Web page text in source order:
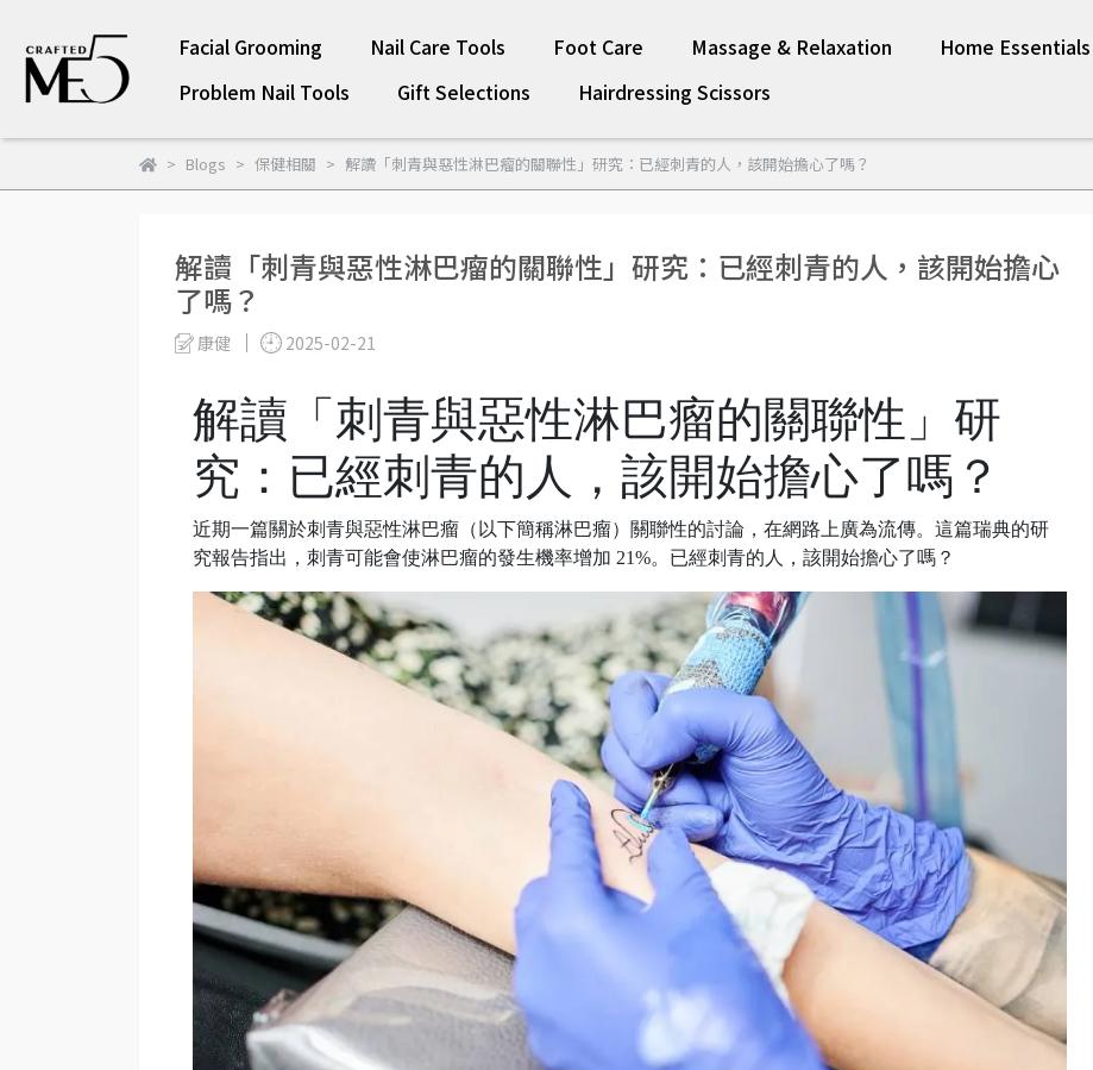
Facial Grooming Nail Care Tools Foot Care Massage & Relaxation
Home Essentials
Problem Nail Tools
Gift Selections Hairdressing Scissors
Blogs 保健相關 解讀「刺青與惡性淋巴瘤的關聯性」研究：已經刺青的人，該開始擔心了嗎？
解讀「刺青與惡性淋巴瘤的關聯性」研究：已經刺青的人，該開始擔心
了嗎？
康健 2025-02-21
解讀「刺青與惡性淋巴瘤的關聯性」研
究：已經刺青的人，該開始擔心了嗎？
近期一篇關於刺青與惡性淋巴瘤（以下簡稱淋巴瘤）關聯性的討論，在網路上廣為流傳。這篇瑞典的研
究報告指出，刺青可能會使淋巴瘤的發生機率增加 21%。已經刺青的人，該開始擔心了嗎？